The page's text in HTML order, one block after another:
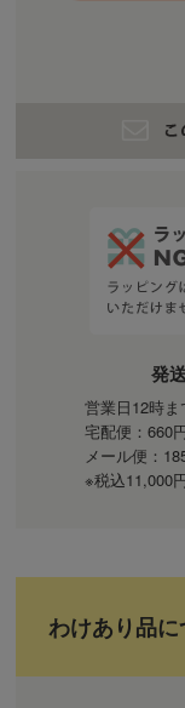
発
営業日12時
宅配便：660
メール便：
※税込11,000
わけあり品